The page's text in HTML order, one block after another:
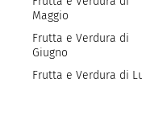
Maggio
Frutta e Verdura di
Giugno
Frutta e Verdura di